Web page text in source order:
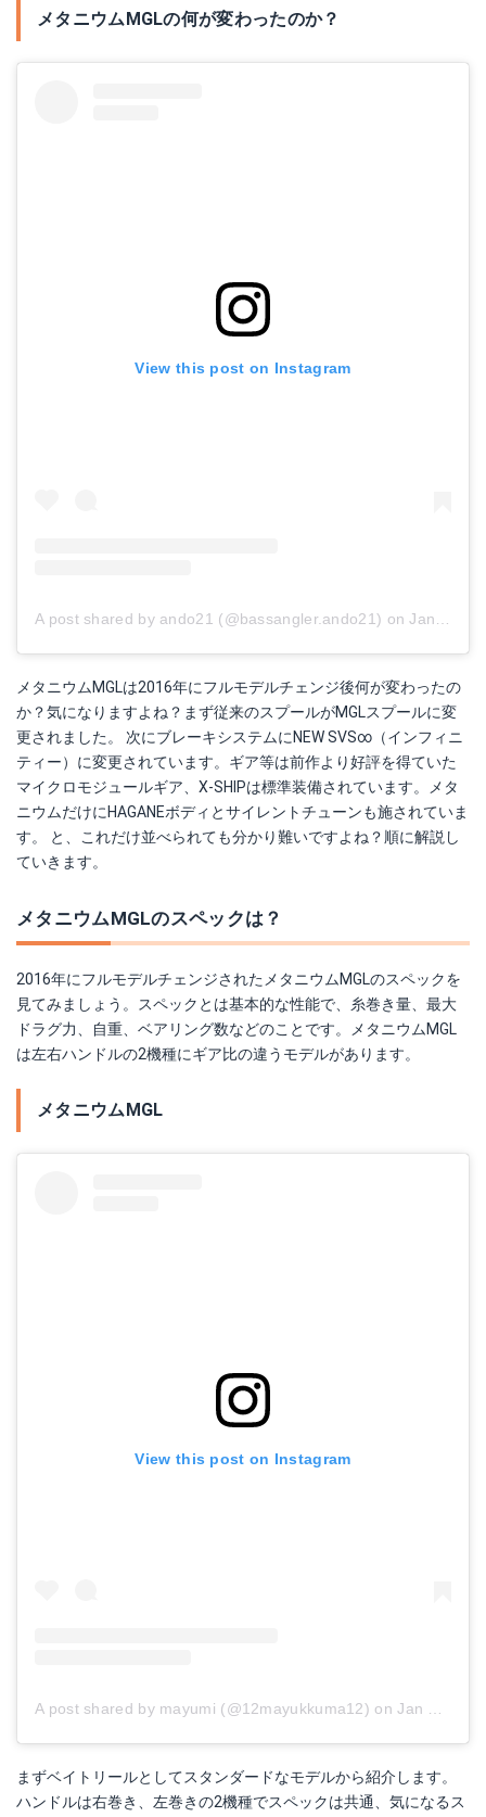
メタニウムMGLの何が変わったのか？
View this post on Instagram
A post shared by ando21 (@bassangler.ando21) onJan 15, 2018 at 10:24pm PST
メタニウムMGLは2016年にフルモデルチェンジ後何が変わったの
か？気になりますよね？まず従来のスプールがMGLスプールに変
更されました。 次にブレーキシステムにNEW SVS∞（インフィニ
ティー）に変更されています。ギア等は前作より好評を得ていた
マイクロモジュールギア、X-SHIPは標準装備されています。メタ
ニウムだけにHAGANEボディとサイレントチューンも施されていま
す。 と、これだけ並べられても分かり難いですよね？順に解説し
ていきます。
メタニウムMGLのスペックは？
2016年にフルモデルチェンジされたメタニウムMGLのスペックを
見てみましょう。スペックとは基本的な性能で、糸巻き量、最大
ドラグ力、自重、ベアリング数などのことです。メタニウムMGL
は左右ハンドルの2機種にギア比の違うモデルがあります。
メタニウムMGL
View this post on Instagram
A post shared by mayumi (@12mayukkuma12) onJan 15, 2018 at 4:14am PST
まずベイトリールとしてスタンダードなモデルから紹介します。
ハンドルは右巻き、左巻きの2機種でスペックは共通、気になるス